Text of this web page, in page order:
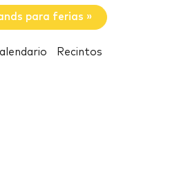
para ferias »
Recintos